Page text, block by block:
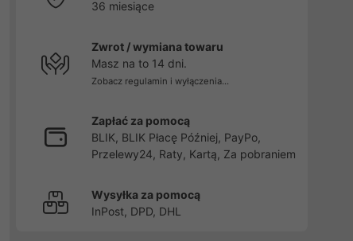
36 miesiące
Zwrot / wymiana towaru
Masz na to 14 dni.
Zobacz regulamin i wyłączenia...
Zapłać za pomocą
BLIK, BLIK Płacę Później, PayPo,
Przelewy24, Raty, Kartą, Za pobraniem
Wysyłka za pomocą
InPost, DPD, DHL